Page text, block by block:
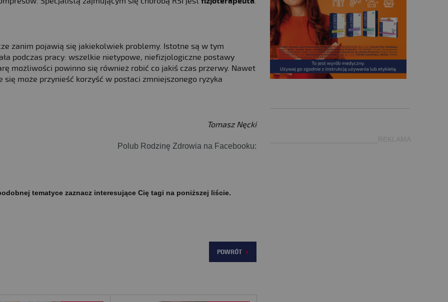
zanim pojawią się jakiekolwiek problemy. Istotne są w tym
podczas pracy: wszelkie nietypowe, niefizjologiczne postawy
możliwości powinno się również robić co jakiś czas przerwy. Nawet
może przynieść korzyść w postaci zmniejszonego ryzyka
Tomasz Nęcki
Polub Rodzinę Zdrowia na Facebooku:
tematyce zaznacz interesujące Cię tagi na poniższej liście.
POWRÓT
___________________________REKLAMA